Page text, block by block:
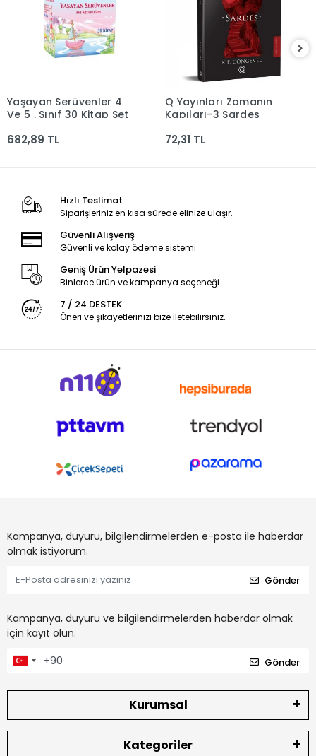
Sepete Ekle
Yaşayan Serüvenler 4
Ve 5 . Sınıf 30 Kitap Set
682,89 TL
Sepete Ekle
Q Yayınları Zamanın
Kapıları-3 Sardes
72,31 TL
Hızlı Teslimat
Siparişleriniz en kısa sürede elinize ulaşır.
Güvenli Alışveriş
Güvenli ve kolay ödeme sistemi
Geniş Ürün Yelpazesi
Binlerce ürün ve kampanya seçeneği
7 / 24 DESTEK
Öneri ve şikayetlerinizi bize iletebilirsiniz.
Kampanya, duyuru, bilgilendirmelerden e-posta ile haberdar
olmak istiyorum.
Gönder
Kampanya, duyuru ve bilgilendirmelerden haberdar olmak
için kayıt olun.
Gönder
Kurumsal
Kategoriler